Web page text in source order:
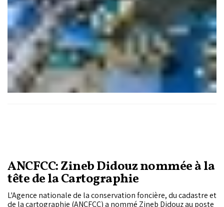
ANCFCC: Zineb Didouz nommée à la
tête de la Cartographie
L'Agence nationale de la conservation foncière, du cadastre et
de la cartographie (ANCFCC) a nommé Zineb Didouz au poste